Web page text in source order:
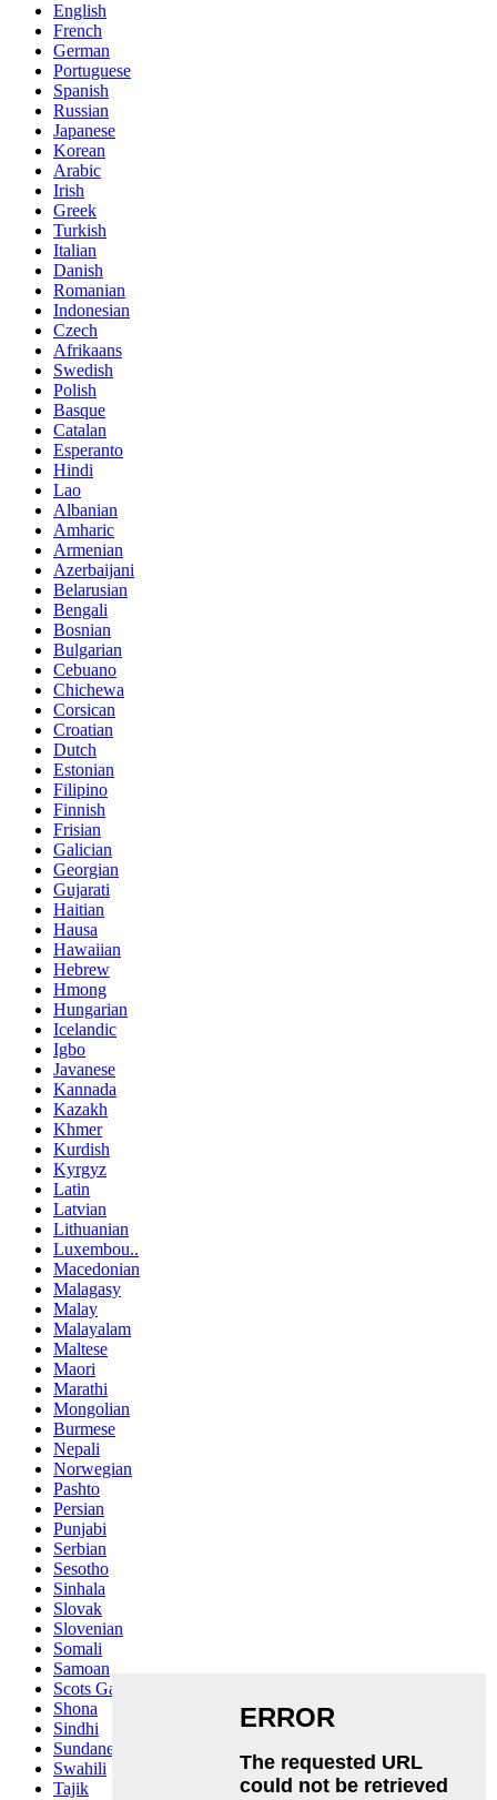
English
French
German
Portuguese
Spanish
Russian
Japanese
Korean
Arabic
Irish
Greek
Turkish
Italian
Danish
Romanian
Indonesian
Czech
Afrikaans
Swedish
Polish
Basque
Catalan
Esperanto
Hindi
Lao
Albanian
Amharic
Armenian
Azerbaijani
Belarusian
Bengali
Bosnian
Bulgarian
Cebuano
Chichewa
Corsican
Croatian
Dutch
Estonian
Filipino
Finnish
Frisian
Galician
Georgian
Gujarati
Haitian
Hausa
Hawaiian
Hebrew
Hmong
Hungarian
Icelandic
Igbo
Javanese
Kannada
Kazakh
Khmer
Kurdish
Kyrgyz
Latin
Latvian
Lithuanian
Luxembou..
Macedonian
Malagasy
Malay
Malayalam
Maltese
Maori
Marathi
Mongolian
Burmese
Nepali
Norwegian
Pashto
Persian
Punjabi
Serbian
Sesotho
Sinhala
Slovak
Slovenian
Somali
Samoan
Scots Gaelic
Shona
Sindhi
Sundanese
Swahili
Tajik